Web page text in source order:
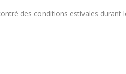
des conditions estivales durant